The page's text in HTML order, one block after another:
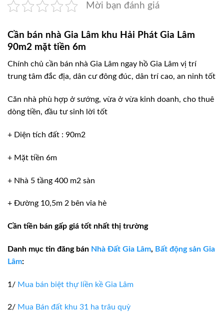
Mời bạn đánh giá
Cần bán nhà Gia Lâm khu Hải Phát Gia Lâm
90m2 mặt tiền 6m
Chính chủ cần bán nhà Gia Lâm ngay hồ Gia Lâm vị trí
trung tâm đắc địa, dân cư đông đúc, dân trí cao, an ninh tốt
Căn nhà phù hợp ở sướng, vừa ở vừa kinh doanh, cho thuê
dòng tiền, đầu tư sinh lời tốt
+ Diện tích đất : 90m2
+ Mặt tiền 6m
+ Nhà 5 tầng 400 m2 sàn
+ Đường 10,5m 2 bên vỉa hè
Cần tiền bán gấp giá tốt nhất thị trường
Danh mục tin đăng bán Nhà Đất Gia Lâm, Bất động sản Gia
Lâm:
1/ Mua bán biệt thự liền kề Gia Lâm
2/ Mua Bán đất khu 31 ha trâu quỳ